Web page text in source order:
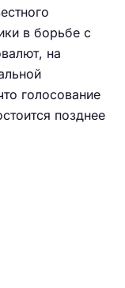
в борьбе с
на
голосование
позднее